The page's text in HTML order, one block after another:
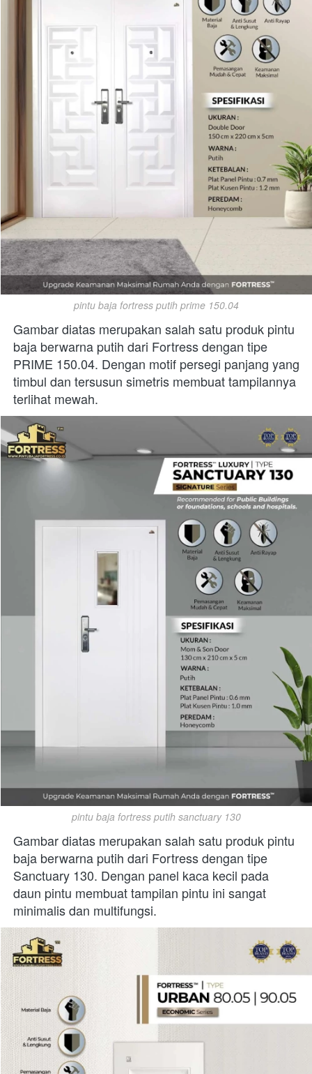
pintu baja fortress putih prime 150.04
Gambar diatas merupakan salah satu produk pintu
baja berwarna putih dari Fortress dengan tipe
PRIME 150.04. Dengan motif persegi panjang yang
timbul dan tersusun simetris membuat tampilannya
terlihat mewah.
pintu baja fortress putih sanctuary 130
Gambar diatas merupakan salah satu produk pintu
baja berwarna putih dari Fortress dengan tipe
Sanctuary 130. Dengan panel kaca kecil pada
daun pintu membuat tampilan pintu ini sangat
minimalis dan multifungsi.